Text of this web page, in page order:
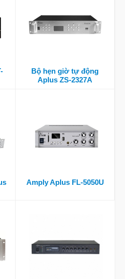
Bộ hẹn giờ tự động
Aplus ZS-2327A
Amply Aplus FL-5050U